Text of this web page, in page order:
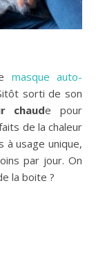
masque auto-
sorti de son
chaude pour
de la chaleur
à usage unique,
par jour. On
la boite ?